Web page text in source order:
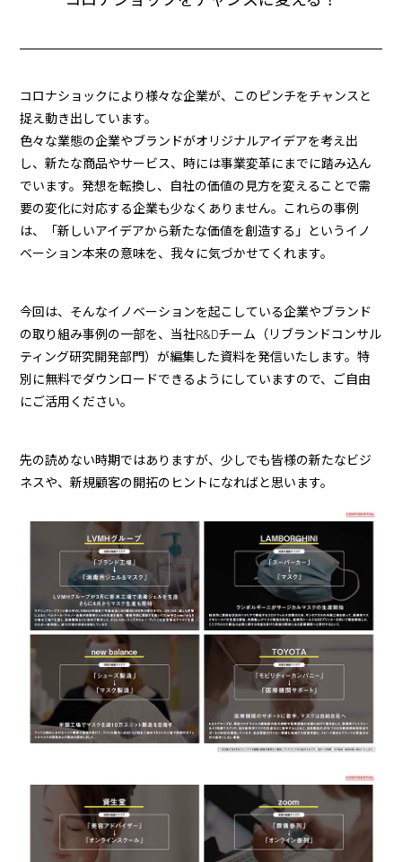
コロナショックにより様々な企業が、このピンチをチャンスと
捉え動き出しています。
色々な業態の企業やブランドがオリジナルアイデアを考え出
し、新たな商品やサービス、時には事業変革にまでに踏み込ん
でいます。発想を転換し、自社の価値の見方を変えることで需
要の変化に対応する企業も少なくありません。これらの事例
は、「新しいアイデアから新たな価値を創造する」 というイノ
ベーション本来の意味を、我々に気づかせてくれます。
今回は、そんなイノベーションを起こしている企業やブランド
の取り組み事例の一部を、当社R&Dチーム（リブランドコンサル
ティング研究開発部門）が編集した資料を発信いたします。特
別に無料でダウンロードできるようにしていますので、ご自由
にご活用ください。
先の読めない時期ではありますが、少しでも皆様の新たなビジ
ネスや、新規顧客の開拓のヒントになればと思います。